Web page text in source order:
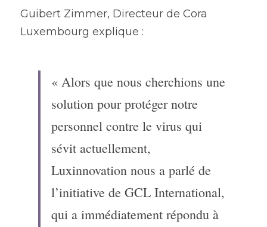
Guibert Zimmer, Directeur de Cora
Luxembourg explique :
« Alors que nous cherchions une
solution pour protéger notre
personnel contre le virus qui
sévit actuellement,
Luxinnovation nous a parlé de
l’initiative de GCL International,
qui a immédiatement répondu à